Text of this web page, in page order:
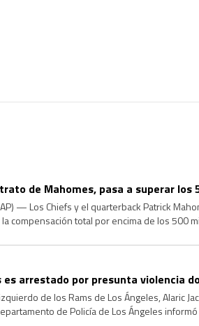
de Mahomes, pasa a superar los
(AP) — Los Chiefs y el quarterback Patrick
compensación total por encima de los 500
es arrestado por presunta violencia
de los Rams de Los Ángeles, Alaric
de Policía de Los Ángeles